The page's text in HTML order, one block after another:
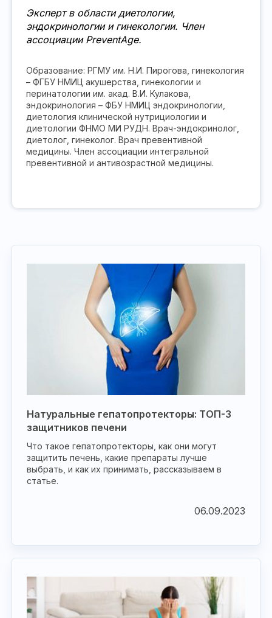
Эксперт в области диетологии,
эндокринологии и гинекологии. Член
ассоциации PreventAge.
Образование: РГМУ им. Н.И. Пирогова, гинекология
– ФГБУ НМИЦ акушерства, гинекологии и
перинатологии им. акад. В.И. Кулакова,
эндокринология – ФБУ НМИЦ эндокринологии,
диетология клинической нутрициологии и
диетологии ФНМО МИ РУДН. Врач-эндокринолог,
диетолог, гинеколог. Врач превентивной
медицины. Член ассоциации интегральной
превентивной и антивозрастной медицины.
Натуральные гепатопротекторы: ТОП-3
защитников печени
Что такое гепатопротекторы, как они могут
защитить печень, какие препараты лучше
выбрать, и как их принимать, рассказываем в
статье.
06.09.2023